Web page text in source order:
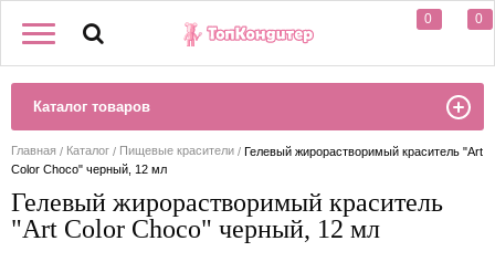
0 0
Каталог товаров
Главная Каталог Пищевые красители
Гелевый жирорастворимый краситель "Art
Color Choco" черный, 12 мл
Гелевый жирорастворимый краситель
"Art Color Choco" черный, 12 мл